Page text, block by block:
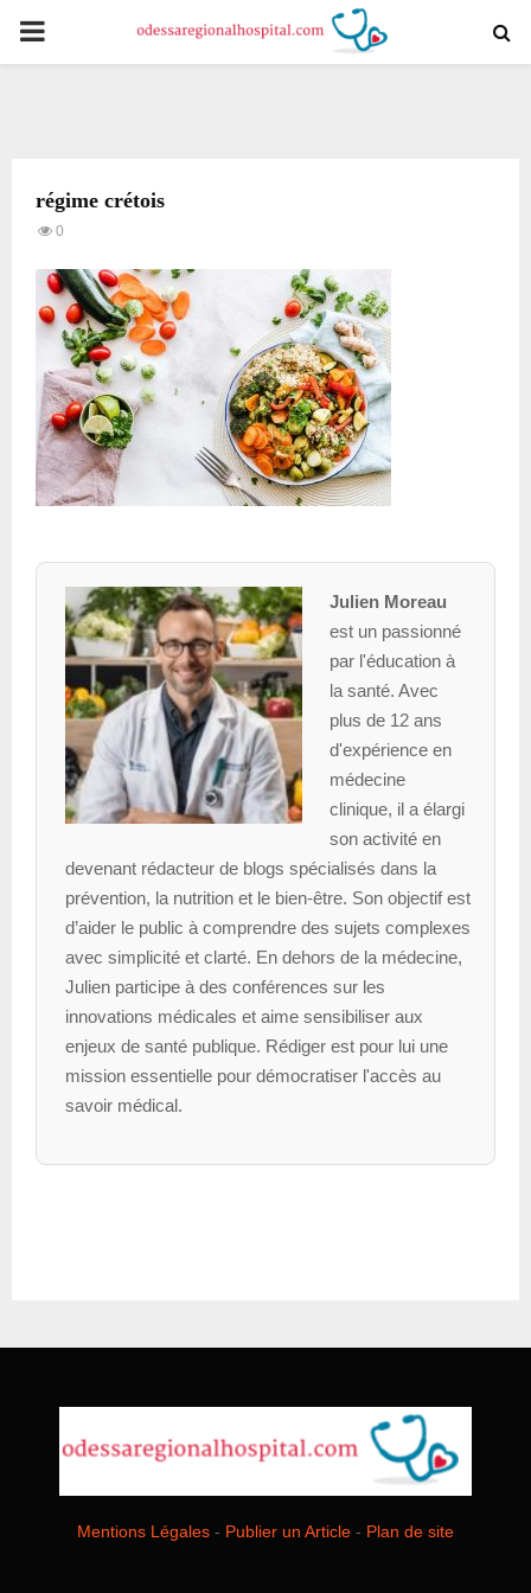
PRIMARY
régime crétois
0
Julien Moreau
est un passionné
par l'éducation à
la santé. Avec
plus de 12 ans
d'expérience en
médecine
clinique, il a élargi
son activité en
devenant rédacteur de blogs spécialisés dans la
prévention, la nutrition et le bien-être. Son objectif est
d’aider le public à comprendre des sujets complexes
avec simplicité et clarté. En dehors de la médecine,
Julien participe à des conférences sur les
innovations médicales et aime sensibiliser aux
enjeux de santé publique. Rédiger est pour lui une
mission essentielle pour démocratiser l'accès au
savoir médical.
Mentions Légales - Publier un Article - Plan de site